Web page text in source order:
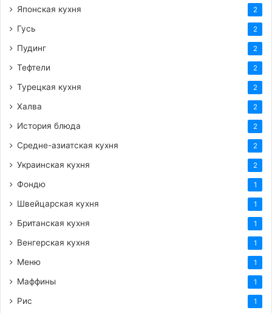
Японская кухня 2
Гусь 2
Пудинг 2
Тефтели 2
Турецкая кухня 2
Халва 2
История блюда 2
Средне-азиатская кухня 2
Украинская кухня 2
Фондю 1
Швейцарская кухня 1
Британская кухня 1
Венгерская кухня 1
Меню 1
Маффины 1
Рис 1